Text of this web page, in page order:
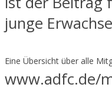
junge
Eine Übersicht über alle
www.adfc.de/